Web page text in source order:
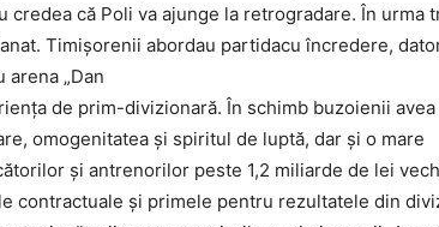
credea că Poli va ajunge la retrogradare. În urma
Timişorenii abordau partidacu încredere,
arena „Dan
de prim-divizionară. În schimb buzoienii avea
omogenitatea şi spiritul de luptă, dar şi o mare
şi antrenorilor peste 1,2 miliarde de lei
contractuale şi primele pentru rezultatele din